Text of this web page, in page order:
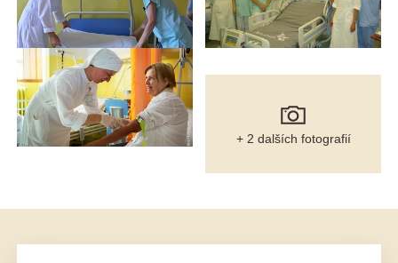
+ 2 dalších fotografií